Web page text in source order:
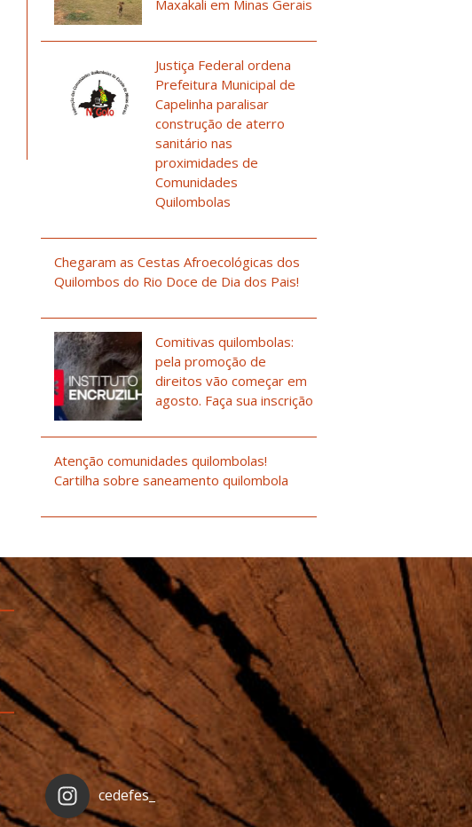
Maxakali em Minas Gerais
Justiça Federal ordena
Prefeitura Municipal de
Capelinha paralisar
construção de aterro
sanitário nas
proximidades de
Comunidades
Quilombolas
Chegaram as Cestas Afroecológicas dos
Quilombos do Rio Doce de Dia dos Pais!
Comitivas quilombolas:
pela promoção de
direitos vão começar em
agosto. Faça sua inscrição
Atenção comunidades quilombolas!
Cartilha sobre saneamento quilombola
cedefes_